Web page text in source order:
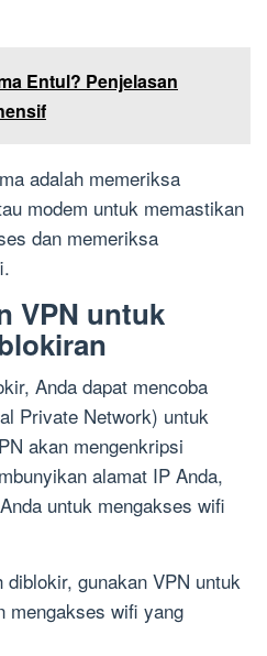
Entul? Penjelasan
adalah memeriksa
modem untuk memastikan
dan memeriksa
VPN untuk
Anda dapat mencoba
Private Network) untuk
akan mengenkripsi
alamat IP Anda,
untuk mengakses wifi
gunakan VPN untuk
mengakses wifi yang